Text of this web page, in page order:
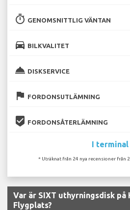
timer GENOMSNITTLIG VÄNTAN
directions_car BILKVALITET
room_service DISKSERVICE
flag FORDONSUTLÄMNING
beenhere FORDONSÅTERLÄMNING
I terminal
* Uträknat från 24 nya recensioner från
Var är SIXT uthyrningsdisk på
Flygplats?